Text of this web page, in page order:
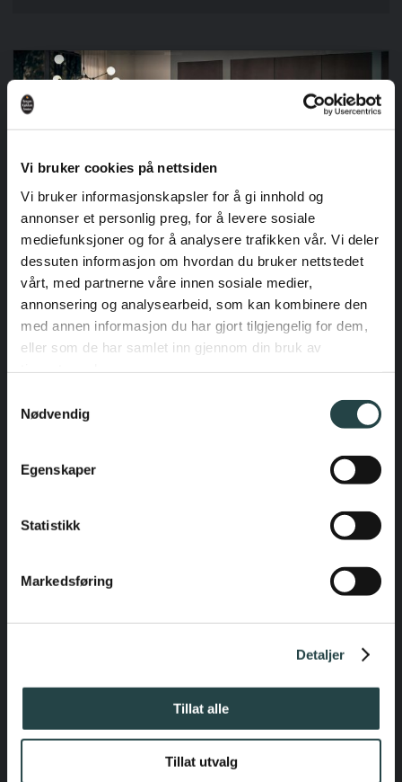
Vi bruker cookies på nettsiden
Vi bruker informasjonskapsler for å gi innhold og
annonser et personlig preg, for å levere sosiale
mediefunksjoner og for å analysere trafikken vår. Vi deler
dessuten informasjon om hvordan du bruker nettstedet
vårt, med partnerne våre innen sosiale medier,
annonsering og analysearbeid, som kan kombinere den
med annen informasjon du har gjort tilgjengelig for dem,
eller som de har samlet inn gjennom din bruk av
Nødvendig
Egenskaper
Statistikk
Markedsføring
Detaljer
Tillat alle
Tillat utvalg
Hvitevarer fra Siemens
Benkeplater
Hvitevarer fra Miele